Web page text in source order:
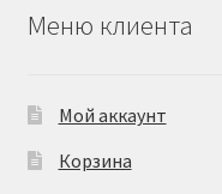
Меню клиента
Мой аккаунт
Корзина